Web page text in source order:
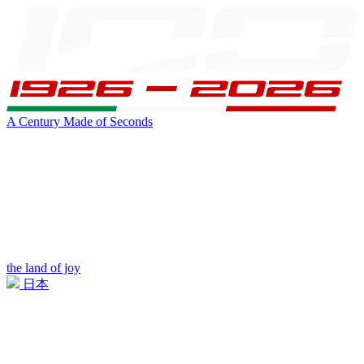
A Century Made of Seconds
the land of joy
日本